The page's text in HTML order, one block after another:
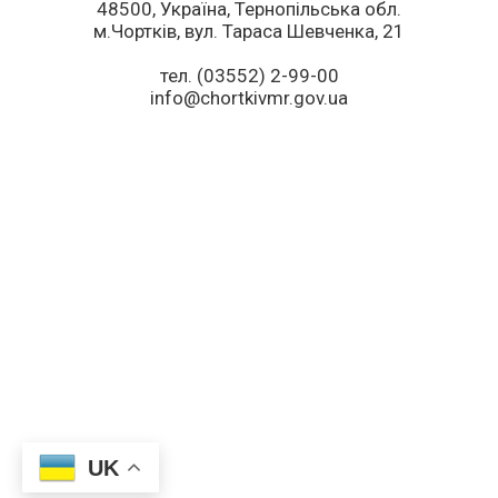
48500, Україна, Тернопільська обл.
м.Чортків, вул. Тараса Шевченка, 21
тел. (03552) 2-99-00
info@chortkivmr.gov.ua
UK